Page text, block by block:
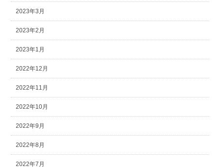
2023年3月
2023年2月
2023年1月
2022年12月
2022年11月
2022年10月
2022年9月
2022年8月
2022年7月